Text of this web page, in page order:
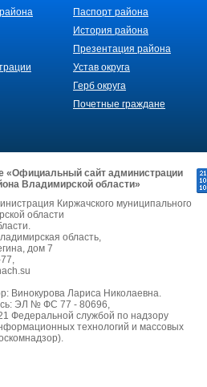
Паспорт района
История района
Презентация района
Устав округа
Герб округа
Почетные граждане
«Официальный сайт администрации
Владимирской области»
Киржачского муниципального
области
область,
дом 7
Винокурова Лариса Николаевна.
ЭЛ № ФС 77 - 80696,
Федеральной службой по надзору
технологий и массовых